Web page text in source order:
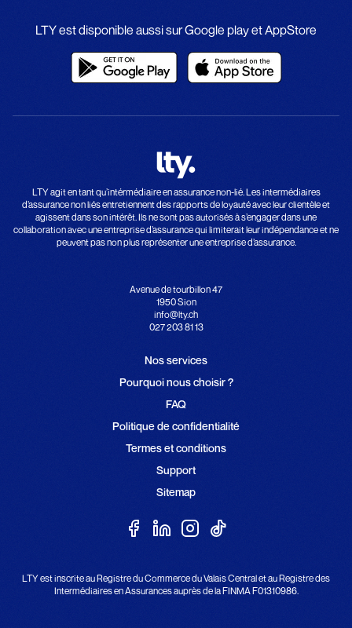
LTY est disponible aussi sur Google play et AppStore
LTY agit en tant qu’intérmédiaire en assurance non-lié. Les intermédiaires
d’assurance non liés entretiennent des rapports de loyauté avec leur clientèle et
agissent dans son intérêt. Ils ne sont pas autorisés à s’engager dans une
collaboration avec une entreprise d’assurance qui limiterait leur indépendance et ne
peuvent pas non plus représenter une entreprise d’assurance.
Avenue de tourbillon 47
1950 Sion
info@lty.ch
027 203 81 13
Nos services
Pourquoi nous choisir ?
FAQ
Politique de confidentialité
Termes et conditions
Support
Sitemap
LTY est inscrite au Registre du Commerce du Valais Central et au Registre des
Intermédiaires en Assurances auprès de la FINMA F01310986.